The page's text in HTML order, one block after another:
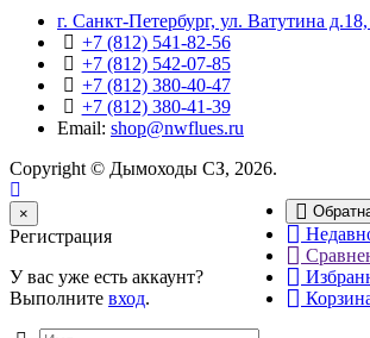
г. Санкт-Петербург, ул. Ватутина
+7 (812) 541-82-56
+7 (812) 542-07-85
+7 (812) 380-40-47
+7 (812) 380-41-39
Email: shop@nwflues.ru
Copyright © Дымоходы СЗ, 2026.
×
Регистрация
У вас уже есть аккаунт?
Выполните вход.